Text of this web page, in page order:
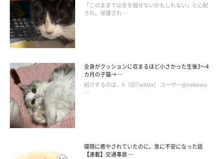
「このままでは冬を越せないかもしれない」と心配
され、保護され …
全身がクッションに収まるほど小さかった生後3～4
カ月の子猫→ …
紹介するのは、X（旧Twitter） ユーザー@nekowo
…
寝顔に癒やされていたのに、急に不安になった話
【連載】交通事故 …